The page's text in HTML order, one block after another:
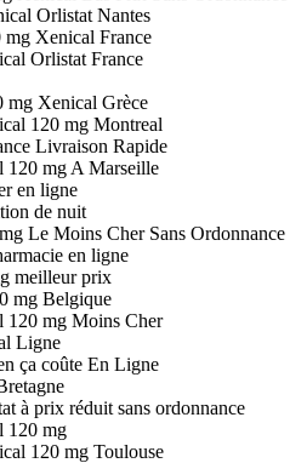
Orlistat Nantes
mg Xenical France
Orlistat France
mg Xenical Grèce
120 mg Montreal
Livraison Rapide
120 mg A Marseille
en ligne
de nuit
Le Moins Cher Sans Ordonnance
en ligne
meilleur prix
mg Belgique
120 mg Moins Cher
Ligne
ça coûte En Ligne
à prix réduit sans ordonnance
120 mg
120 mg Toulouse